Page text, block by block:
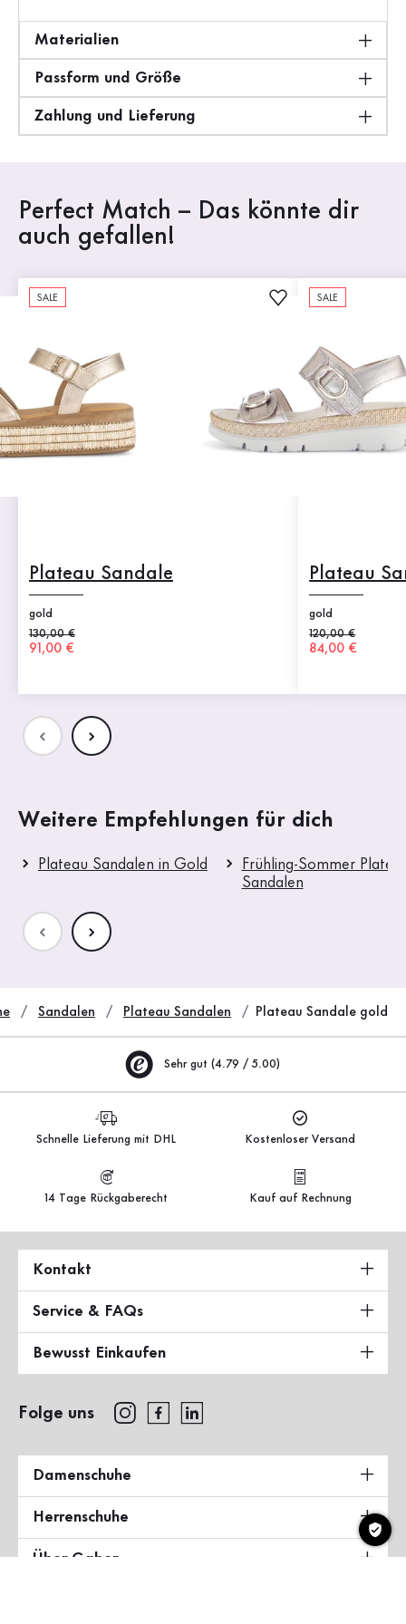
Materialien
Passform und Größe
Zahlung und Lieferung
Perfect Match – Das könnte dir
auch gefallen!
SALE
Plateau Sandale
gold
Alter Preis
130,00 €
Neuer Preis
91,00 €
SALE
Plateau
gold
Alter Preis
120,00 €
Neuer Preis
84,00 €
Weitere Empfehlungen für dich
Plateau Sandalen in Gold
Frühling-Sommer
Sandalen
Sandalen Plateau Sandalen Plateau Sandale gold
Sehr gut (4.79 / 5.00)
Schnelle Lieferung mit DHL Kostenloser Versand
14 Tage Rückgaberecht Kauf auf Rechnung
Kontakt
Service & FAQs
Bewusst Einkaufen
Folge uns
Damenschuhe
Herrenschuhe
Über Gabor